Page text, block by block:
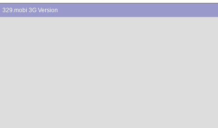
329.mobi 3G Version